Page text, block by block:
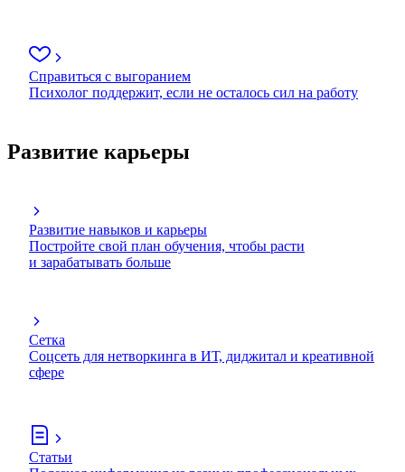
Справиться с выгоранием
Психолог поддержит, если не осталось сил на работу
Развитие карьеры
Развитие навыков и карьеры
Постройте свой план обучения, чтобы расти
и зарабатывать больше
Сетка
Соцсеть для нетворкинга в ИТ, диджитал и креативной
сфере
Статьи